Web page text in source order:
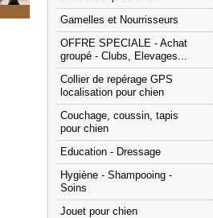
Gamelles et Nourrisseurs
OFFRE SPECIALE - Achat
groupé - Clubs, Elevages...
Collier de repérage GPS
localisation pour chien
Couchage, coussin, tapis
pour chien
Education - Dressage
Hygiène - Shampooing -
Soins
Jouet pour chien